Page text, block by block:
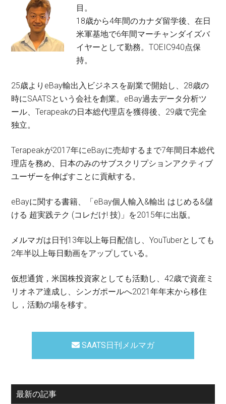
目。
18歳から4年間のカナダ留学後、在日
米軍基地で6年間マーチャンダイズバ
イヤーとして勤務。TOEIC940点保
持。
25歳よりeBay輸出入ビジネスを副業で開始し、28歳の
時にSAATSという会社を創業。eBay過去データ分析ツ
ール、Terapeakの日本総代理店を獲得後、29歳で完全
独立。
Terapeakが2017年にeBayに売却するまで7年間日本総代
理店を務め、日本のみのサブスクリプションアクティブ
ユーザーを伸ばすことに貢献する。
eBayに関する書籍、「eBay個人輸入&輸出 はじめる&儲
ける 超実践テク (コレだけ! 技)」を2015年に出版。
メルマガは日刊13年以上毎日配信し、YouTuberとしても
2年半以上毎日動画をアップしている。
仮想通貨，米国株投資家としても活動し、42歳で資産ミ
リオネア達成し、シンガポールへ2021年年末から移住
し，活動の場を移す。
SAATS日刊メルマガ
最新の記事